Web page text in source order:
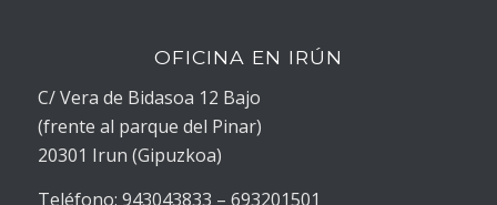
OFICINA EN IRÚN
C/ Vera de Bidasoa 12 Bajo
(frente al parque del Pinar)
20301 Irun (Gipuzkoa)
Teléfono: 943043833 – 693201501